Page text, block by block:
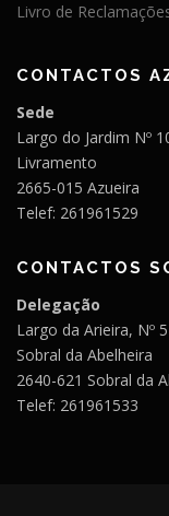
Livro de
CONTACTOS
Sede
Largo do Jardim Nº
Livramento
2665-015 Azueira
Telef: 261961529
CONTACTOS
Delegação
Largo da Arieira, Nº 5
Sobral da Abelheira
2640-621 Sobral da
Telef: 261961533